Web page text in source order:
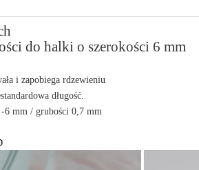
do halki o szerokości 6 mm
i zapobiega rdzewieniu
długość.
-6 mm / grubości 0,7 mm